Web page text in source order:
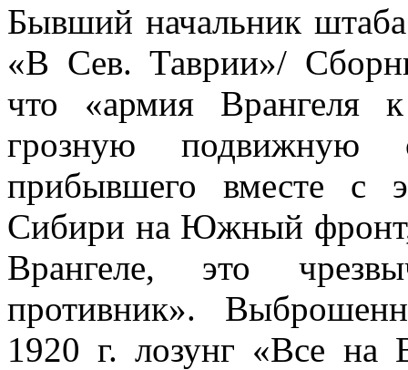
Бывший начальник
«В Сев. Таврии»/
что «армия Врангеля
грозную подвижную
прибывшего вместе с
Сибири на Южный фронт,
Врангеле, это
противник».
1920 г. лозунг «Все на